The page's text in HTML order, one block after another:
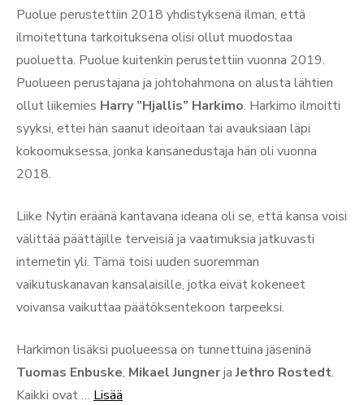
Puolue perustettiin 2018 yhdistyksenä ilman, että
ilmoitettuna tarkoituksena olisi ollut muodostaa
puoluetta. Puolue kuitenkin perustettiin vuonna 2019.
Puolueen perustajana ja johtohahmona on alusta lähtien
ollut liikemies Harry ”Hjallis” Harkimo. Harkimo ilmoitti
syyksi, ettei hän saanut ideoitaan tai avauksiaan läpi
kokoomuksessa, jonka kansanedustaja hän oli vuonna
2018.
Liike Nytin eräänä kantavana ideana oli se, että kansa voisi
välittää päättäjille terveisiä ja vaatimuksia jatkuvasti
internetin yli. Tämä toisi uuden suoremman
vaikutuskanavan kansalaisille, jotka eivät kokeneet
voivansa vaikuttaa päätöksentekoon tarpeeksi.
Harkimon lisäksi puolueessa on tunnettuina jäseninä
Tuomas Enbuske, Mikael JungnerjaJethro Rostedt.
Kaikki ovat … Lisää